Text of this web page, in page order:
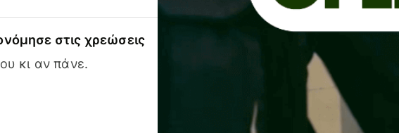
στις χρεώσεις
κι αν πάνε.